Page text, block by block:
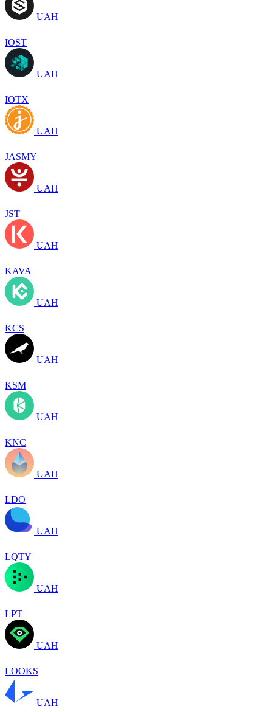
UAH
IOST
UAH
IOTX
UAH
JASMY
UAH
JST
UAH
KAVA
UAH
KCS
UAH
KSM
UAH
KNC
UAH
LDO
UAH
LQTY
UAH
LPT
UAH
LOOKS
UAH